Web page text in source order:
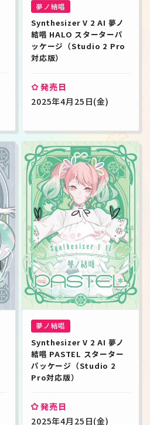
夢ノ結唱
Synthesizer V 2 AI 夢ノ
結唱 HALO スターターパ
ッケージ（Studio 2 Pro
対応版）
発売日
2025年4月25日(金)
夢ノ結唱
Synthesizer V 2 AI 夢ノ
結唱 PASTEL スターター
パッケージ（Studio 2
Pro対応版）
発売日
2025年4月25日(金)